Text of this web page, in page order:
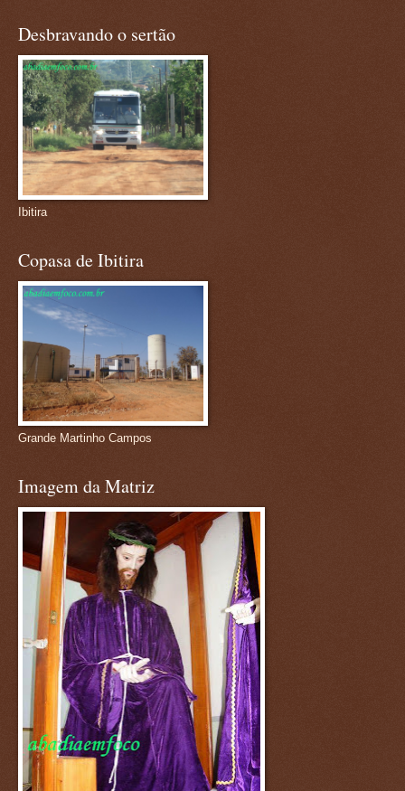
Desbravando o sertão
Ibitira
Copasa de Ibitira
Grande Martinho Campos
Imagem da Matriz